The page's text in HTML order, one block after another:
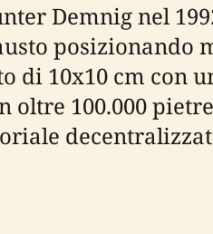
Demnig nel
di 10x10 cm
oltre 100.000